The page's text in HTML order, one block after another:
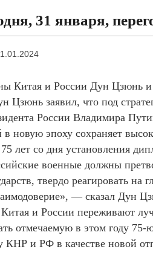
31 января,
Китая и России Дун Цзюнь и
Цзюнь заявил, что под
России Владимира
новую эпоху сохраняет
75 лет со дня установления
военные должны
твердо реагировать
— сказал Дун
и России переживают
отмечаемую в этом году
и РФ в качестве новой